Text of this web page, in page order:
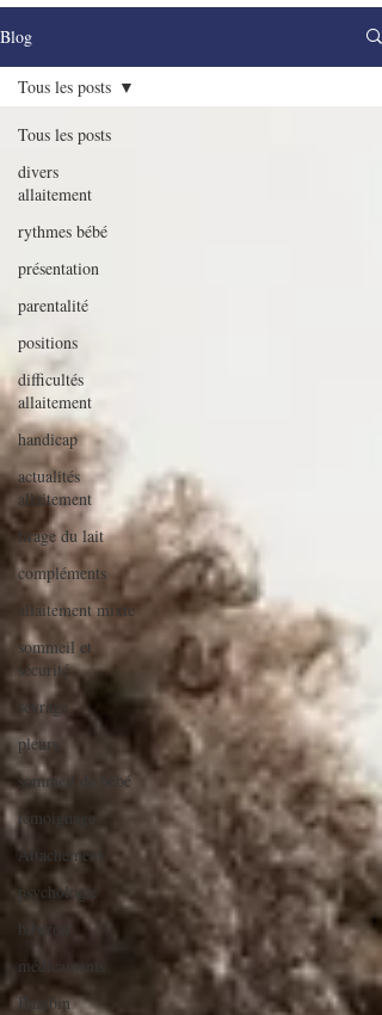
Blog
Tous les posts
divers
allaitement
rythmes bébé
présentation
parentalité
positions
difficultés
allaitement
handicap
actualités
allaitement
tirage du lait
compléments
allaitement mixte
sommeil et
sécurité
sevrage
pleurs
sommeil de bébé
témoignage
Attachement
psychologie
biberon
médicaments
Bambin
Tous les posts